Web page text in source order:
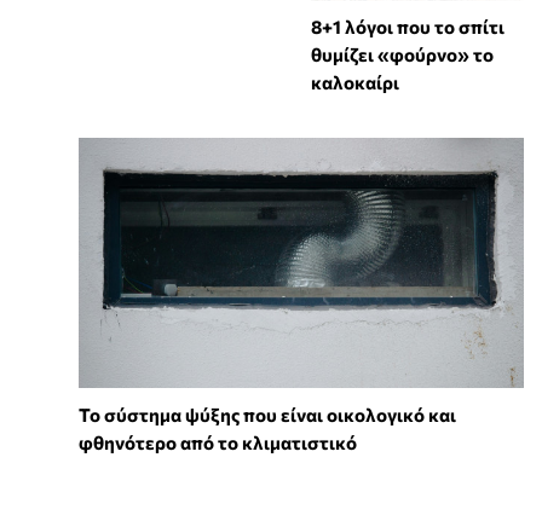
8+1 λόγοι που το σπίτι
θυμίζει «φούρνο» το
καλοκαίρι
Το σύστημα ψύξης που είναι οικολογικό και
φθηνότερο από το κλιματιστικό